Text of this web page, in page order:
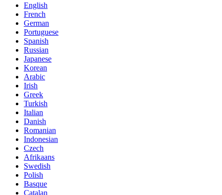
English
French
German
Portuguese
Spanish
Russian
Japanese
Korean
Arabic
Irish
Greek
Turkish
Italian
Danish
Romanian
Indonesian
Czech
Afrikaans
Swedish
Polish
Basque
Catalan